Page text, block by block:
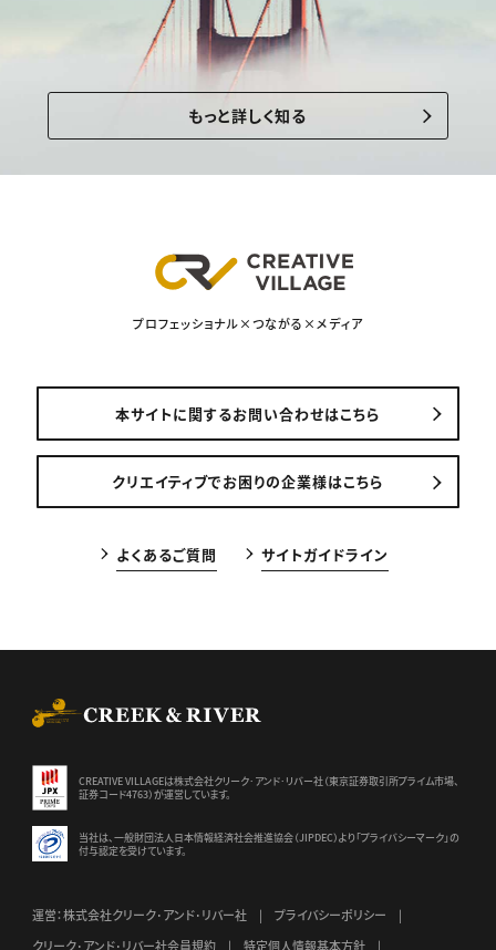
もっと詳しく知る
プロフェッショナル×つながる×メディア
本サイトに関するお問い合わせはこちら
クリエイティブでお困りの企業様はこちら
よくあるご質問 サイトガイドライン
CREATIVE VILLAGEは株式会社クリーク･アンド･リバー社（東京証券取引所プライム市場、
証券コード4763）が運営しています。
当社は、一般財団法人日本情報経済社会推進協会（JIPDEC）より 「プライバシーマーク」の
付与認定を受けています。
運営：株式会社クリーク･アンド･リバー社
プライバシーポリシー
クリーク･アンド･リバー社会員規約
特定個人情報基本方針